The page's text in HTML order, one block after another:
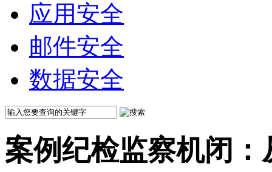
应用安全
邮件安全
数据安全
案例纪检监察机闭